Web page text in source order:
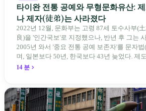
타이완 전통 공예와 무형문화유산:
나 제자(徒弟)는 사라졌다
2022년 12월, 문화부는 고령 87세 토수사부(
良)을 '인간국보'로 지정했으나, 반년 후 그는
2005년 와서 '중요 전통 공예 보존자'를 문자
며, 일본보다 50년, 한국보다 43년 늦었다. 제
자 제도는 이미 1970-80년대 산업화 과정에서
14 분